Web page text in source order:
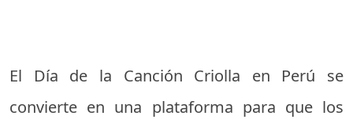
El Día de la Canción Criolla en Perú se
convierte en una plataforma para que los